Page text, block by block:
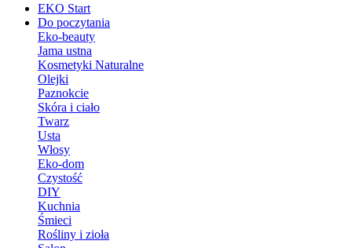
EKO Start
Do poczytania
Eko-beauty
Jama ustna
Kosmetyki Naturalne
Olejki
Paznokcie
Skóra i ciało
Twarz
Usta
Włosy
Eko-dom
Czystość
DIY
Kuchnia
Śmieci
Rośliny i zioła